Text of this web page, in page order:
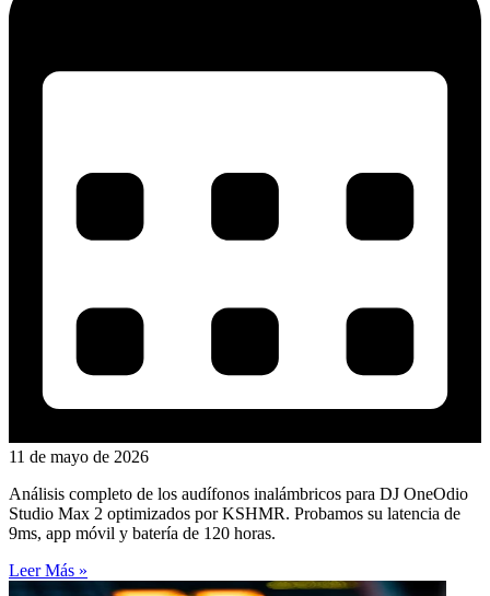
11 de mayo de 2026
Análisis completo de los audífonos inalámbricos para DJ OneOdio
Studio Max 2 optimizados por KSHMR. Probamos su latencia de
9ms, app móvil y batería de 120 horas.
Leer Más »